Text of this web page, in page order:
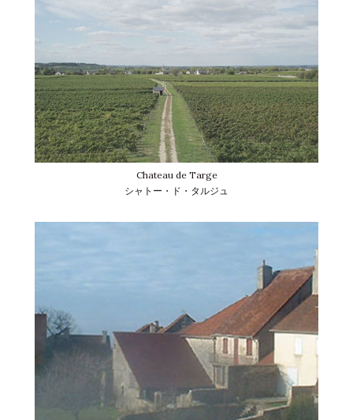
Chateau de Targe
シャトー・ド・タルジュ